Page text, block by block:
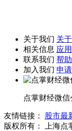
关于我们 关
相关信息 应
联系我们 帮
加入我们 申
点掌财经微
友情链接： 股市最
版权所有：
上海